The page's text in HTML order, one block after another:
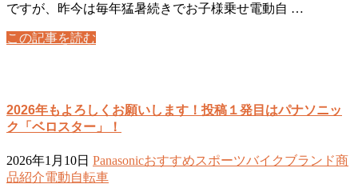
ですが、昨今は毎年猛暑続きでお子様乗せ電動自 …
この記事を読む
2026年もよろしくお願いします！投稿１発目はパナソニッ
ク「ベロスター」！
2026年1月10日 Panasonicおすすめスポーツバイク ブランド商
品紹介電動自転車